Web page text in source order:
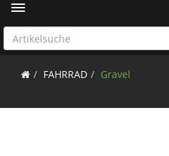
Toggle navigation
FAHRRAD Gravel